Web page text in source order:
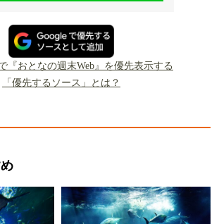
『おとなの週末Web』を優先表示する
「優先するソース」とは？